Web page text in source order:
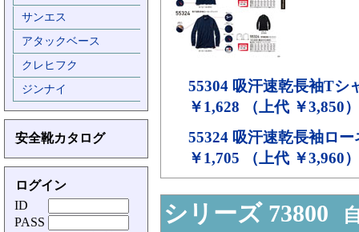
サンエス
アタックベース
クレヒフク
ジンナイ
安全靴カタログ
ログイン
ID
PASS
55304 吸汗速乾長袖Tシ
￥1,628 （上代 ￥3,850）
55324 吸汗速乾長袖ロ
￥1,705 （上代 ￥3,960）
シリーズ 73800